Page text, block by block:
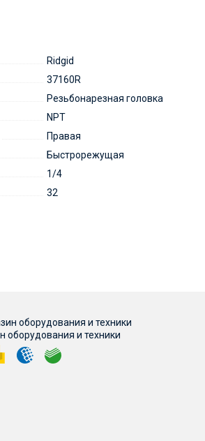
Ridgid
37160R
Резьбонарезная головка
NPT
Правая
Быстрорежущая
1/4
32
оборудования и техники